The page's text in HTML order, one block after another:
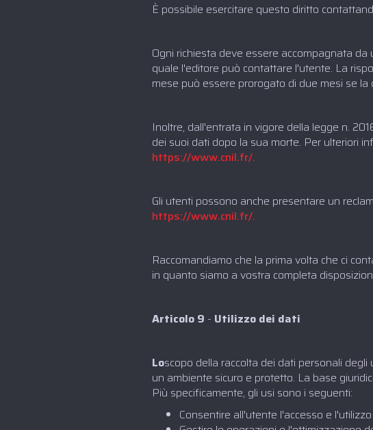
È possibile esercitare questo diritto
Ogni richiesta deve essere accompagnata
quale l'editore può contattare l'utente. La
mese può essere prorogato di due mesi se
Inoltre, dall'entrata in vigore della legge n.
dei suoi dati dopo la sua morte. Per ulteriori
https://www.cnil.fr/.
Gli utenti possono anche presentare un
https://www.cnil.fr/.
Raccomandiamo che la prima volta che ci
in quanto siamo a vostra completa
Articolo 9 - Utilizzo dei dati
Loscopo della raccolta dei dati personali
un ambiente sicuro e protetto. La base
Più specificamente, gli usi sono i seguenti:
Consentire all'utente l'accesso e